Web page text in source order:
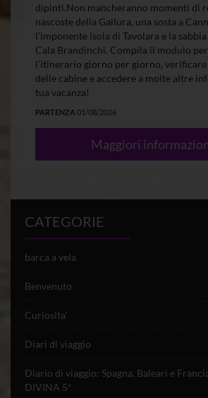
dipinti.Non mancheranno momenti di
nascoste della Gallura, una sosta a
l’imponente isola di Tavolara e la
Cala Brandinchi. Compila il modulo
l’itinerario giorno per giorno,
delle cabine e accedere a molte altre
tua vacanza!
PARTENZA 01/08/2026
Maggiori
CATEGORIE
barca a vela
Benvenuto
Curiosita'
Diari di viaggio
Diario di viaggio: Spagna, Baleari e
DIVINA 5*